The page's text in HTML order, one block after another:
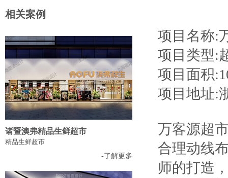
相关案例
诸暨澳弗精品生鲜超市
精品生鲜超市
-了解更多
项目名称:
项目类型:
项目面积
项目地址:
万客源超
合理动线
师的打造